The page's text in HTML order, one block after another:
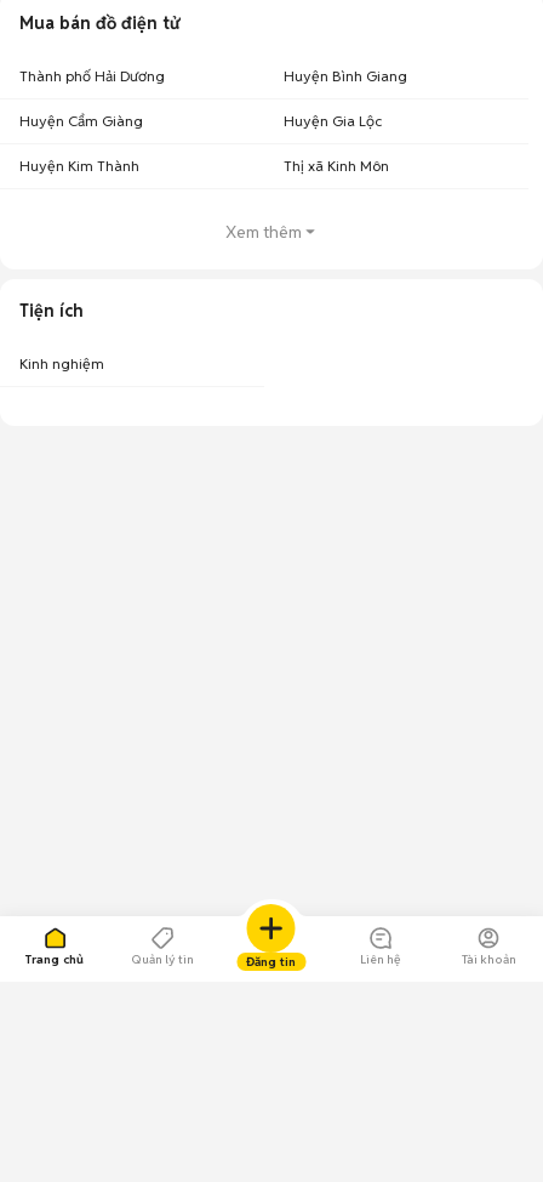
Trang chủ Quản lý tin Đăng tin Liên hệ Tài khoản
Mua bán đồ điện tử
Thành phố Hải Dương Huyện Bình Giang
Huyện Cẩm Giàng Huyện Gia Lộc
Huyện Kim Thành Thị xã Kinh Môn
Xem thêm
Tiện ích
Kinh nghiệm